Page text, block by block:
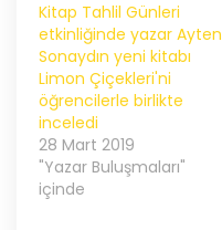
Kitap Tahlil Günleri
etkinliğinde yazar Ayten
Sonaydın yeni kitabı
Limon Çiçekleri'ni
öğrencilerle birlikte
inceledi
28 Mart 2019
"Yazar Buluşmaları"
içinde